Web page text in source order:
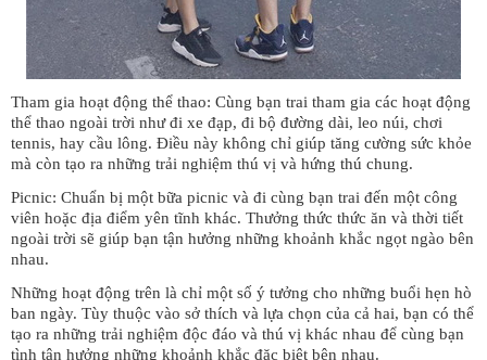
Tham gia hoạt động thể thao: Cùng bạn trai tham gia các hoạt động
thể thao ngoài trời như đi xe đạp, đi bộ đường dài, leo núi, chơi
tennis, hay cầu lông. Điều này không chỉ giúp tăng cường sức khỏe
mà còn tạo ra những trải nghiệm thú vị và hứng thú chung.
Picnic: Chuẩn bị một bữa picnic và đi cùng bạn trai đến một công
viên hoặc địa điểm yên tĩnh khác. Thưởng thức thức ăn và thời tiết
ngoài trời sẽ giúp bạn tận hưởng những khoảnh khắc ngọt ngào bên
nhau.
Những hoạt động trên là chỉ một số ý tưởng cho những buổi hẹn hò
ban ngày. Tùy thuộc vào sở thích và lựa chọn của cả hai, bạn có thể
tạo ra những trải nghiệm độc đáo và thú vị khác nhau để cùng bạn
tình tận hưởng những khoảnh khắc đặc biệt bên nhau.